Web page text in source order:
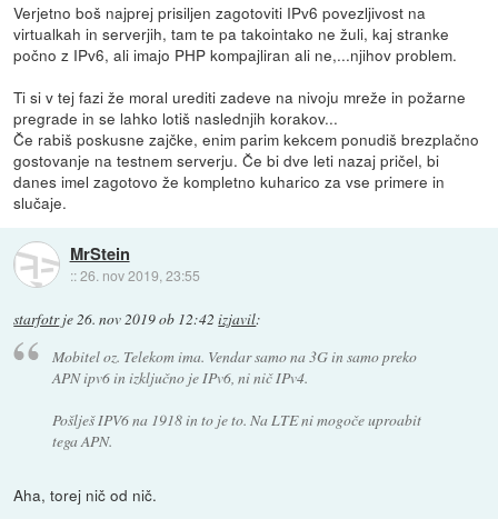
Verjetno boš najprej prisiljen zagotoviti IPv6 povezljivost na
virtualkah in serverjih, tam te pa takointako ne žuli, kaj stranke
počno z IPv6, ali imajo PHP kompajliran ali ne,...njihov problem.
Ti si v tej fazi že moral urediti zadeve na nivoju mreže in požarne
pregrade in se lahko lotiš naslednjih korakov...
Če rabiš poskusne zajčke, enim parim kekcem ponudiš brezplačno
gostovanje na testnem serverju. Če bi dve leti nazaj pričel, bi
danes imel zagotovo že kompletno kuharico za vse primere in
slučaje.
MrStein
::26. nov 2019, 23:55
starfotrje26. nov 2019 ob 12:42 izjavil:
Mobitel oz. Telekom ima. Vendar samo na 3G in samo preko
APN ipv6 in izključno je IPv6, ni nič IPv4.
Pošlješ IPV6 na 1918 in to je to. Na LTE ni mogoče uproabit
tega APN.
Aha, torej nič od nič.